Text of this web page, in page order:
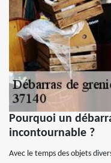
Pourquoi un
incontournable ?
Avec le temps des objets